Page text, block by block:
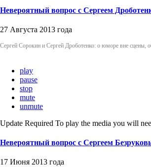
Невероятный вопрос с Сергеем
27 Августа 2013 года
Сергей Сорокин и Сергей Дроботенко: о юморе вне сцены,
play
pause
stop
mute
unmute
Update Required To play the media you will
Невероятный вопрос с Сергеем
17 Июня 2013 года